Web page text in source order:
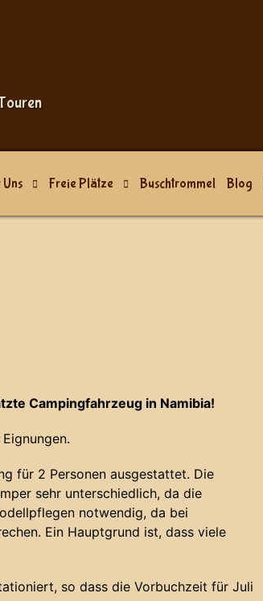
Freie Plätze Buschtrommel Blog
Campingfahrzeug in Namibia!
für 2 Personen ausgestattet. Die
sehr unterschiedlich, da die
notwendig, da bei
Ein Hauptgrund ist, dass viele
so dass die Vorbuchzeit für Juli